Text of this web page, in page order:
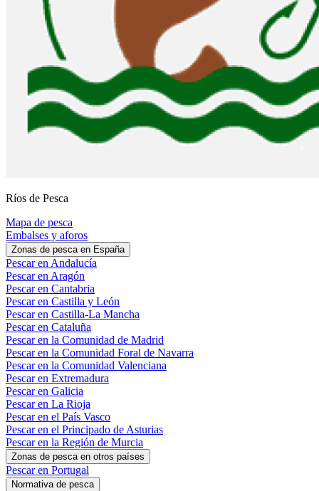
Ríos de Pesca
Mapa de pesca
Embalses y aforos
Zonas de pesca en España
Pescar en Andalucía
Pescar en Aragón
Pescar en Cantabria
Pescar en Castilla y León
Pescar en Castilla-La Mancha
Pescar en Cataluña
Pescar en la Comunidad de Madrid
Pescar en la Comunidad Foral de Navarra
Pescar en la Comunidad Valenciana
Pescar en Extremadura
Pescar en Galicia
Pescar en La Rioja
Pescar en el País Vasco
Pescar en el Principado de Asturias
Pescar en la Región de Murcia
Zonas de pesca en otros países
Pescar en Portugal
Normativa de pesca